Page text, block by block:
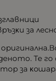
зa
Те го
зa